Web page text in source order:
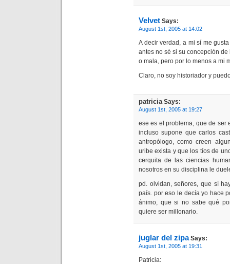
Velvet Says:
August 1st, 2005 at 14:02
A decir verdad, a mi sí me
antes no sé si su concepción
o mala, pero por lo menos a mi
Claro, no soy historiador y
patriciaSays:
August 1st, 2005 at 19:27
ese es el problema, que de ser
incluso supone que carlos
antropólogo, como creen
uribe exista y que los tíos de
cerquita de las ciencias
nosotros en su disciplina le
pd. olvidan, señores, que sí
país. por eso le decía yo hace
ánimo, que si no sabe qué
quiere ser millonario.
juglar del zipaSays:
August 1st, 2005 at 19:31
Patricia: